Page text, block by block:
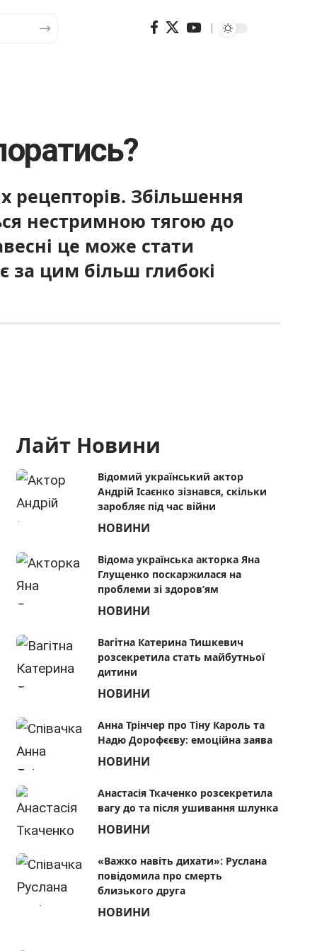
Збільшення
нестримною тягою до
це може стати
цим більш глибокі
Лайт Новини
Відомий український актор
Андрій Ісаєнко зізнався, скільки
заробляє під час війни
НОВИНИ
Відома українська акторка Яна
Глущенко поскаржилася на
проблеми зі здоров’ям
НОВИНИ
Вагітна Катерина Тишкевич
розсекретила стать майбутньої
дитини
НОВИНИ
Анна Трінчер про Тіну Кароль та
Надю Дорофєєву: емоційна заява
НОВИНИ
Анастасія Ткаченко розсекретила
вагу до та після ушивання шлунка
НОВИНИ
«Важко навіть дихати»: Руслана
повідомила про смерть
близького друга
НОВИНИ